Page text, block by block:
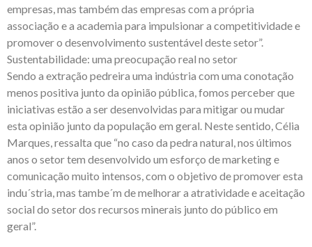
empresas, mas também das empresas com a própria
associação e a academia para impulsionar a competitividade e
promover o desenvolvimento sustentável deste setor”.
Sustentabilidade: uma preocupação real no setor
Sendo a extração pedreira uma indústria com uma conotação
menos positiva junto da opinião pública, fomos perceber que
iniciativas estão a ser desenvolvidas para mitigar ou mudar
esta opinião junto da população em geral. Neste sentido, Célia
Marques, ressalta que “no caso da pedra natural, nos últimos
anos o setor tem desenvolvido um esforço de marketing e
comunicação muito intensos, com o objetivo de promover esta
indu´stria, mas tambe´m de melhorar a atratividade e aceitação
social do setor dos recursos minerais junto do público em
geral”.